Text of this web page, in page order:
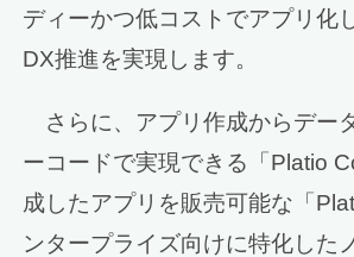
ディーかつ低コストでアプリ化
DX推進を実現します。
さらに、アプリ作成からデー
ーコードで実現できる「Platio
成したアプリを販売可能な「
ンタープライズ向けに特化した